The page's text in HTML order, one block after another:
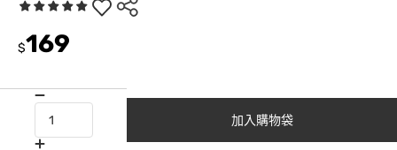
$169
加入購物袋